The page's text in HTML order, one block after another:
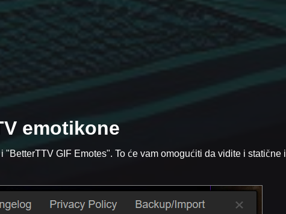
emotikone
GIF Emotes". To će vam omogućiti da vidite i statične i